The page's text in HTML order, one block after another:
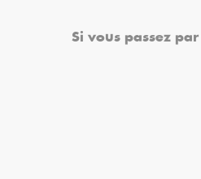
Si vous passez